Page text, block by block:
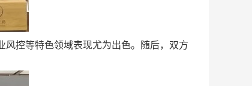
控等特色领域表现尤为出色。随后，双方